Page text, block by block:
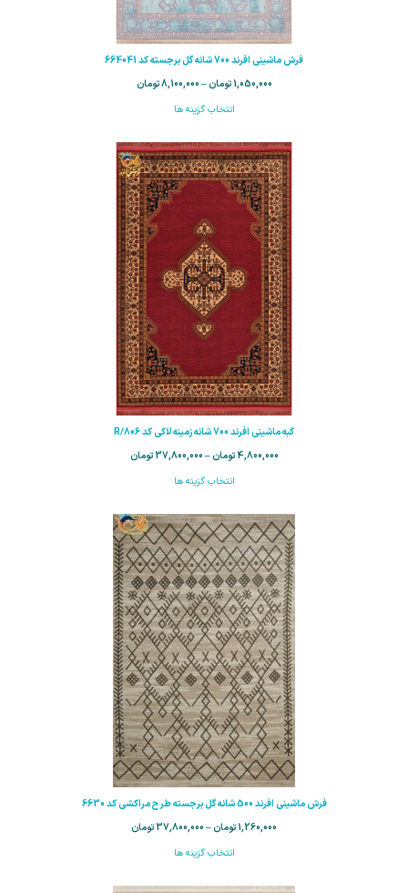
فرش ماشینی افرند 700 شانه گل برجسته کد 664041
1,050,000 تومان –
8,100,000تومان
انتخاب گزینه ها
گبه ماشینی افرند 700 شانه زمینه لاکی کد R/806
4,800,000 تومان –
37,800,000 تومان
انتخاب گزینه ها
فرش ماشینی افرند 500 شانه گل برجسته طرح مراكشي کد 6630
1,260,000تومان–
37,800,000تومان
انتخاب گزینه ها